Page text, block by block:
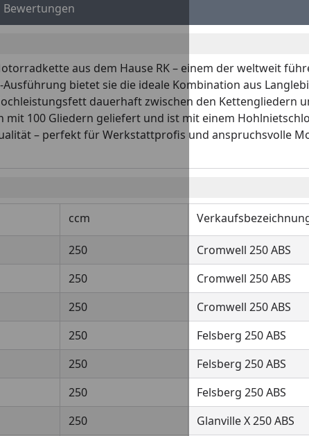
Bewertungen
aus dem Hause RK – einem der weltweit
Ausführung bietet sie die ideale Kombination aus
dauerhaft zwischen den
mit 100 Gliedern geliefert und ist mit einem
– perfekt für Werkstattprofis und anspruchsvolle
ccm
250 Cromwell 250 ABS
250 Cromwell 250 ABS
250 Cromwell 250 ABS
250 Felsberg 250 ABS
250 Felsberg 250 ABS
250 Felsberg 250 ABS
250 Glanville X 250 ABS